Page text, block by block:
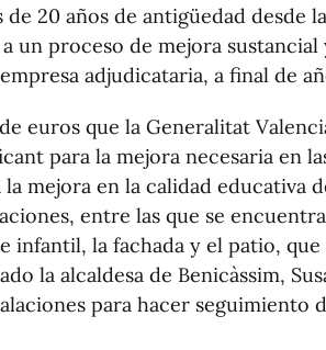
20 años de antigüedad desde
un proceso de mejora sustancial
adjudicataria, a final de
euros que la Generalitat
para la mejora necesaria en
mejora en la calidad educativa
entre las que se
infantil, la fachada y el patio, que
la alcaldesa de Benicàssim,
para hacer seguimiento